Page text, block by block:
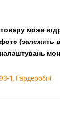
може
(залежить
налаштувань
1 , Гардеробні